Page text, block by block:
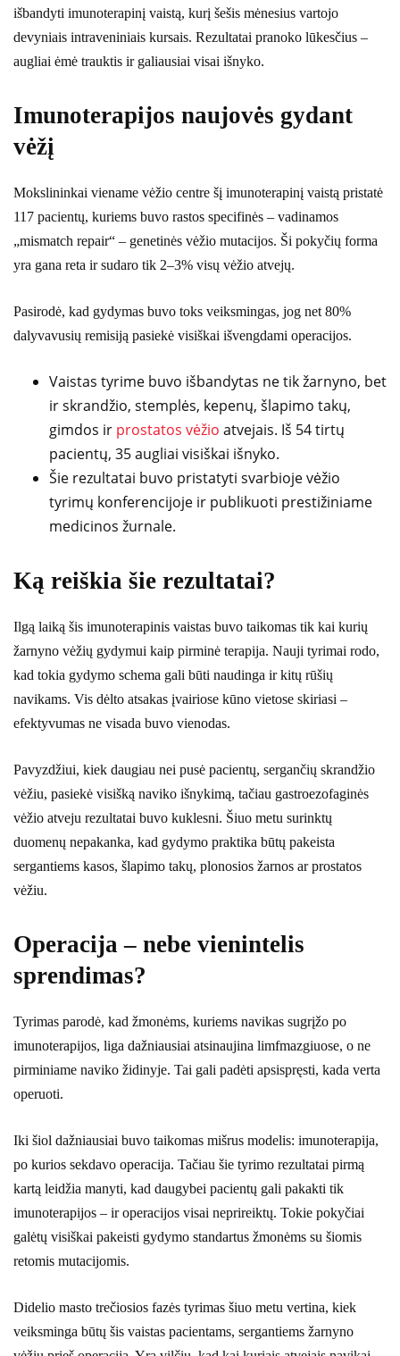
išbandyti imunoterapinį vaistą, kurį šešis mėnesius vartojo
devyniais intraveniniais kursais. Rezultatai pranoko lūkesčius –
augliai ėmė trauktis ir galiausiai visai išnyko.
Imunoterapijos naujovės gydant
vėžį
Mokslininkai viename vėžio centre šį imunoterapinį vaistą pristatė
117 pacientų, kuriems buvo rastos specifinės – vadinamos
„mismatch repair“ – genetinės vėžio mutacijos. Ši pokyčių forma
yra gana reta ir sudaro tik 2–3% visų vėžio atvejų.
Pasirodė, kad gydymas buvo toks veiksmingas, jog net 80%
dalyvavusių remisiją pasiekė visiškai išvengdami operacijos.
Vaistas tyrime buvo išbandytas ne tik žarnyno, bet
ir skrandžio, stemplės, kepenų, šlapimo takų,
gimdos ir prostatos vėžio atvejais. Iš 54 tirtų
pacientų, 35 augliai visiškai išnyko.
Šie rezultatai buvo pristatyti svarbioje vėžio
tyrimų konferencijoje ir publikuoti prestižiniame
medicinos žurnale.
Ką reiškia šie rezultatai?
Ilgą laiką šis imunoterapinis vaistas buvo taikomas tik kai kurių
žarnyno vėžių gydymui kaip pirminė terapija. Nauji tyrimai rodo,
kad tokia gydymo schema gali būti naudinga ir kitų rūšių
navikams. Vis dėlto atsakas įvairiose kūno vietose skiriasi –
efektyvumas ne visada buvo vienodas.
Pavyzdžiui, kiek daugiau nei pusė pacientų, sergančių skrandžio
vėžiu, pasiekė visišką naviko išnykimą, tačiau gastroezofaginės
vėžio atveju rezultatai buvo kuklesni. Šiuo metu surinktų
duomenų nepakanka, kad gydymo praktika būtų pakeista
sergantiems kasos, šlapimo takų, plonosios žarnos ar prostatos
vėžiu.
Operacija – nebe vienintelis
sprendimas?
Tyrimas parodė, kad žmonėms, kuriems navikas sugrįžo po
imunoterapijos, liga dažniausiai atsinaujina limfmazgiuose, o ne
pirminiame naviko židinyje. Tai gali padėti apsispręsti, kada verta
operuoti.
Iki šiol dažniausiai buvo taikomas mišrus modelis: imunoterapija,
po kurios sekdavo operacija. Tačiau šie tyrimo rezultatai pirmą
kartą leidžia manyti, kad daugybei pacientų gali pakakti tik
imunoterapijos – ir operacijos visai neprireiktų. Tokie pokyčiai
galėtų visiškai pakeisti gydymo standartus žmonėms su šiomis
retomis mutacijomis.
Didelio masto trečiosios fazės tyrimas šiuo metu vertina, kiek
veiksminga būtų šis vaistas pacientams, sergantiems žarnyno